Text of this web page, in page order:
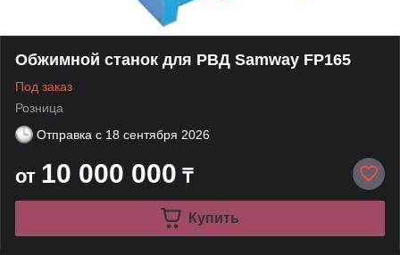
Обжимной станок для РВД Samway FP165
Под заказ
Розница
Отправка с 18 сентября 2026
от 10 000 000 ₸
Купить